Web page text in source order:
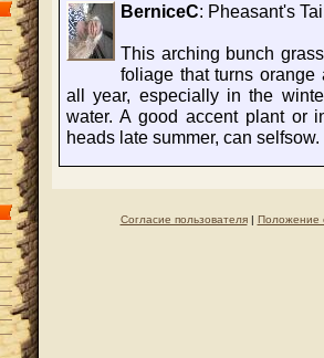
BerniceC: Pheasant's
This arching bunch
foliage that turns
all year, especially in the
water. A good accent plant or
heads late summer, can selfsow.
Согласие пользователя| Положение